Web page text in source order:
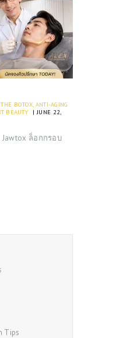
BOTOX ANTI-AGING
BEAUTY
JUNE 22,
Jawtox ล็อกกรอบ
Tips